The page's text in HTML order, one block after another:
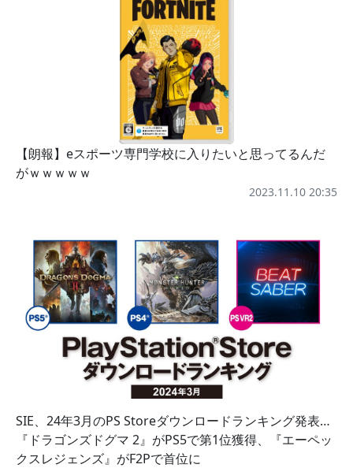
【朗報】eスポーツ専門学校に入りたいと思ってるんだ
がｗｗｗｗｗ
2023.11.10 20:35
SIE、24年3月のPS Storeダウンロードランキング発表…
『ドラゴンズドグマ 2』がPS5で第1位獲得、『エーペッ
クスレジェンズ』がF2Pで首位に